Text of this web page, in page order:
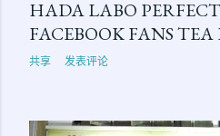
HADA LABO
FACEBOOK FANS TEA
共享 发表评论